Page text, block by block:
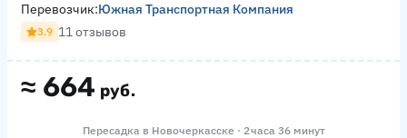
≈ 664 руб.
Перевозчик:Южная Транспортная Компания
3.9 11 отзывов
Пересадка в Новочеркасске · 2 часа 36 минут